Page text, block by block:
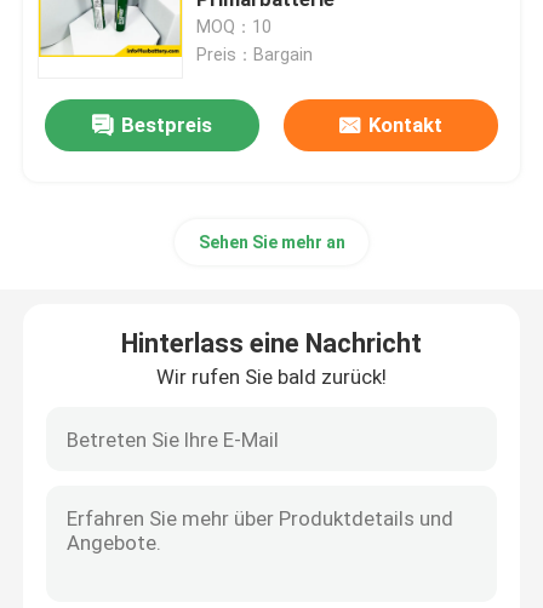
Ultra dünne Batterie
Lithium-Knopf-Zelle
Batterie PCM
Lithium-Batterie-Ladegeräte
1,2 v-Akku
MOQ：10
Preis：Bargain
Bestpreis Kontakt
Sehen Sie mehr an
Hinterlass eine Nachricht
Wir rufen Sie bald zurück!